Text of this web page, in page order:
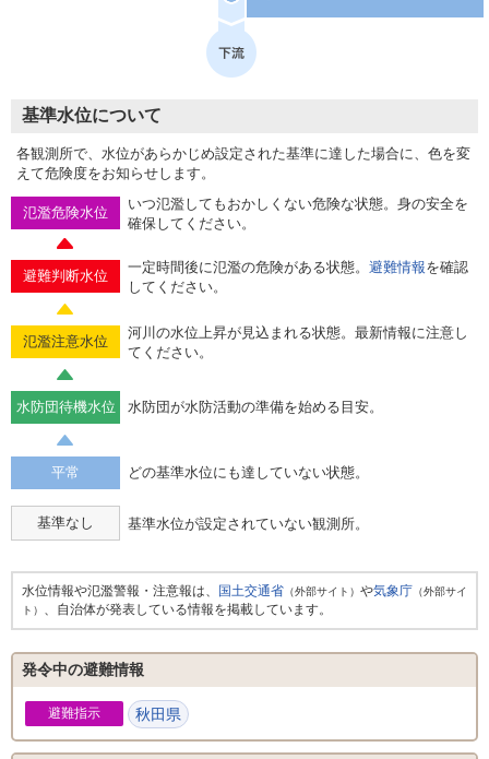
基準水位について
各観測所で、水位があらかじめ設定された基準に達した場合に、色を変
えて危険度をお知らせします。
氾濫危険水位
いつ氾濫してもおかしくない危険な状態。身の安全を
確保してください。
避難判断水位
一定時間後に氾濫の危険がある状態。 避難情報を確認
してください。
氾濫注意水位
河川の水位上昇が見込まれる状態。最新情報に注意し
てください。
水防団待機水位 水防団が水防活動の準備を始める目安。
平常 どの基準水位にも達していない状態。
基準なし 基準水位が設定されていない観測所。
水位情報や氾濫警報・注意報は、 国土交通省 （外部サイト） や気象庁 （外部サイ
ト） 、自治体が発表している情報を掲載しています。
発令中の避難情報
避難指示 秋田県